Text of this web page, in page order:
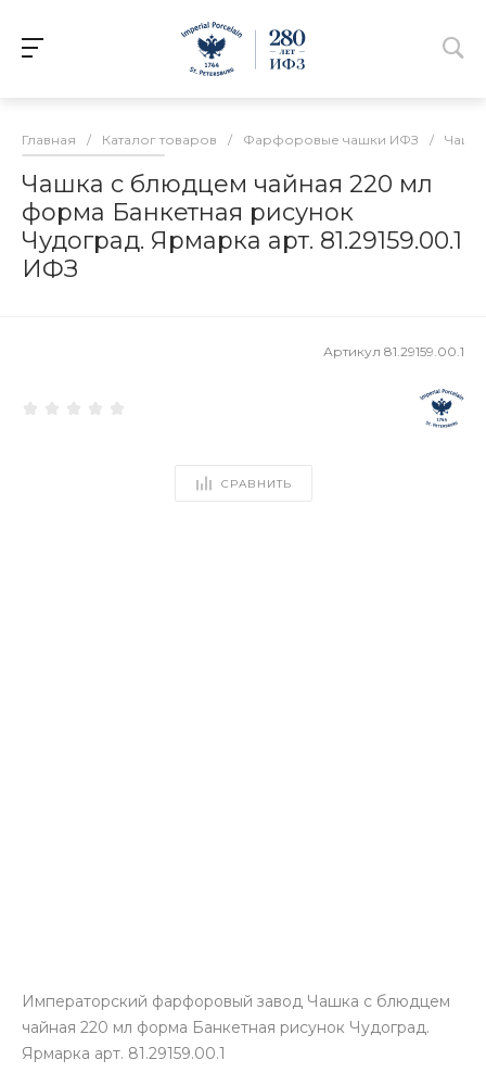
Главная / Каталог товаров / Фарфоровые чашки ИФЗ /
Чашка с блюдцем чайная 220 мл
форма Банкетная рисунок
Чудоград. Ярмарка арт. 81.29159.00.1
ИФЗ
Артикул 81.29159.00.1
СРАВНИТЬ
Императорский фарфоровый завод Чашка с блюдцем
чайная 220 мл форма Банкетная рисунок Чудоград.
Ярмарка арт. 81.29159.00.1